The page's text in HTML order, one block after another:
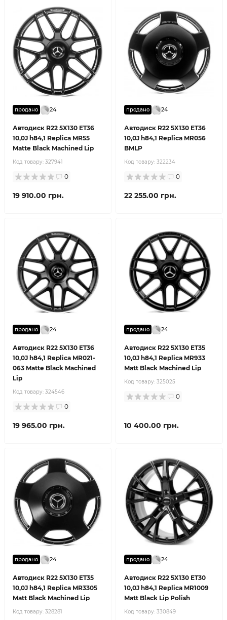
продано 24
Автодиск R22 5X130 ET36
10,0J h84,1 Replica MR55
Matte Black Machined Lip
Код товару: 327941
0
19 910.00 грн.
продано 24
Автодиск R22 5X130 ET36
10,0J h84,1 Replica MR056
BMLP
Код товару: 322234
0
22 255.00 грн.
продано 24
Автодиск R22 5X130 ET36
10,0J h84,1 Replica MR021-
063 Matte Black Machined
Lip
Код товару: 324546
0
19 965.00 грн.
продано 24
Автодиск R22 5X130 ET35
10,0J h84,1 Replica MR933
Matt Black Machined Lip
Код товару: 325025
0
10 400.00 грн.
продано 24
Автодиск R22 5X130 ET35
10,0J h84,1 Replica MR3305
Matt Black Machined Lip
Код товару: 328281
продано 24
Автодиск R22 5X130 ET30
10,0J h84,1 Replica MR1009
Matt Black Lip Polish
Код товару: 330849